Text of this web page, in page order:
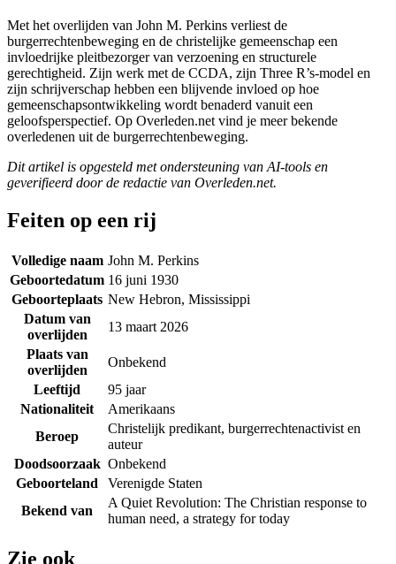
Met het overlijden van John M. Perkins verliest de
burgerrechtenbeweging en de christelijke gemeenschap een
invloedrijke pleitbezorger van verzoening en structurele
gerechtigheid. Zijn werk met de CCDA, zijn Three R’s-model en
zijn schrijverschap hebben een blijvende invloed op hoe
gemeenschapsontwikkeling wordt benaderd vanuit een
geloofsperspectief. Op Overleden.net vind je meer bekende
overledenen uit de burgerrechtenbeweging.
Dit artikel is opgesteld met ondersteuning van AI-tools en
geverifieerd door de redactie van Overleden.net.
Feiten op een rij
Volledige naam John M. Perkins
Geboortedatum 16 juni 1930
Geboorteplaats New Hebron, Mississippi
Datum van
overlijden
13 maart 2026
Plaats van
overlijden
Onbekend
Leeftijd
95 jaar
Nationaliteit
Amerikaans
Beroep
Christelijk predikant, burgerrechtenactivist en
auteur
Doodsoorzaak Onbekend
Geboorteland
Verenigde Staten
Bekend van
A Quiet Revolution: The Christian response to
human need, a strategy for today
Zie ook